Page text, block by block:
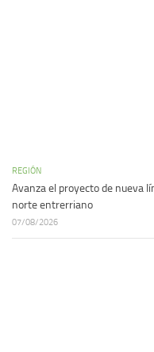
REGIÓN
Avanza el proyecto de nueva
norte entrerriano
07/08/2026